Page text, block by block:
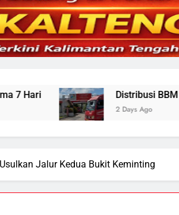
Distribusi BBM Diperkuat,
2 Days Ago
Jalur Kedua Bukit Keminting